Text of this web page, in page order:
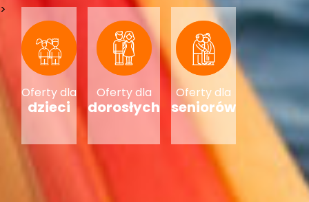
>
Oferty dla
dzieci
Oferty dla
dorosłych
Oferty dla
seniorów